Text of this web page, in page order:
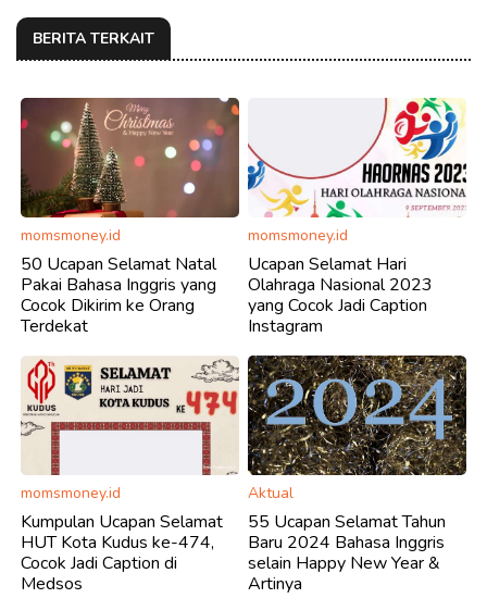
BERITA TERKAIT
momsmoney.id
50 Ucapan Selamat Natal
Pakai Bahasa Inggris yang
Cocok Dikirim ke Orang
Terdekat
momsmoney.id
Ucapan Selamat Hari
Olahraga Nasional 2023
yang Cocok Jadi Caption
Instagram
momsmoney.id
Kumpulan Ucapan Selamat
HUT Kota Kudus ke-474,
Cocok Jadi Caption di
Medsos
Aktual
55 Ucapan Selamat Tahun
Baru 2024 Bahasa Inggris
selain Happy New Year &
Artinya